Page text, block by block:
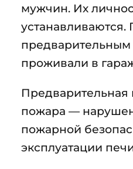
мужчин. Их
устанавливаются.
проживали в
Предварительная
пожара —
пожарной
эксплуатации